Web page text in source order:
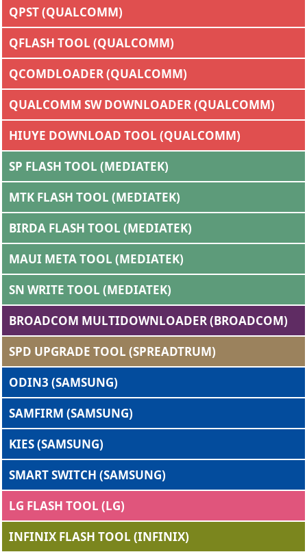
QPST (QUALCOMM)
QFLASH TOOL (QUALCOMM)
QCOMDLOADER (QUALCOMM)
QUALCOMM SW DOWNLOADER (QUALCOMM)
HIUYE DOWNLOAD TOOL (QUALCOMM)
SP FLASH TOOL (MEDIATEK)
MTK FLASH TOOL (MEDIATEK)
BIRDA FLASH TOOL (MEDIATEK)
MAUI META TOOL (MEDIATEK)
SN WRITE TOOL (MEDIATEK)
BROADCOM MULTIDOWNLOADER (BROADCOM)
SPD UPGRADE TOOL (SPREADTRUM)
ODIN3 (SAMSUNG)
SAMFIRM (SAMSUNG)
KIES (SAMSUNG)
SMART SWITCH (SAMSUNG)
LG FLASH TOOL (LG)
INFINIX FLASH TOOL (INFINIX)